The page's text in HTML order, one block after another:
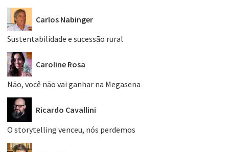
Carlos Nabinger
Sustentabilidade e sucessão rural
Caroline Rosa
Não, você não vai ganhar na Megasena
Ricardo Cavallini
O storytelling venceu, nós perdemos